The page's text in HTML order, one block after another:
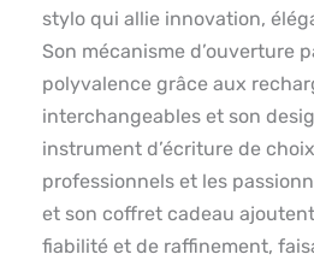
stylo qui allie innovation,
Son mécanisme d’ouverture
polyvalence grâce aux
interchangeables et son
instrument d’écriture de
professionnels et les
et son coffret cadeau
fiabilité et de raffinement,